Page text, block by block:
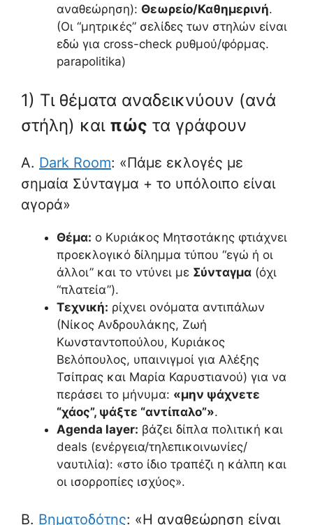
αναθεώρηση): Θεωρείο/Καθημερινή.
(Οι “μητρικές” σελίδες των στηλών είναι
εδώ για cross-check ρυθμού/φόρμας.
parapolitika)
1) Τι θέματα αναδεικνύουν (ανά
στήλη) και πώς τα γράφουν
A. Dark Room: «Πάμε εκλογές με
σημαία Σύνταγμα + το υπόλοιπο είναι
αγορά»
Θέμα: ο Κυριάκος Μητσοτάκης φτιάχνει
προεκλογικό δίλημμα τύπου “εγώ ή οι
άλλοι” και το ντύνει με Σύνταγμα (όχι
“πλατεία”).
Τεχνική: ρίχνει ονόματα αντιπάλων
(Νίκος Ανδρουλάκης, Ζωή
Κωνσταντοπούλου, Κυριάκος
Βελόπουλος, υπαινιγμοί για Αλέξης
Τσίπρας και Μαρία Καρυστιανού) για να
περάσει το μήνυμα: «μην ψάχνετε
“χάος”, ψάξτε “αντίπαλο”».
Agenda layer: βάζει δίπλα πολιτική και
deals (ενέργεια/τηλεπικοινωνίες/
ναυτιλία): «στο ίδιο τραπέζι η κάλπη και
οι ισορροπίες ισχύος».
B. Βηματοδότης: «Η αναθεώρηση είναι